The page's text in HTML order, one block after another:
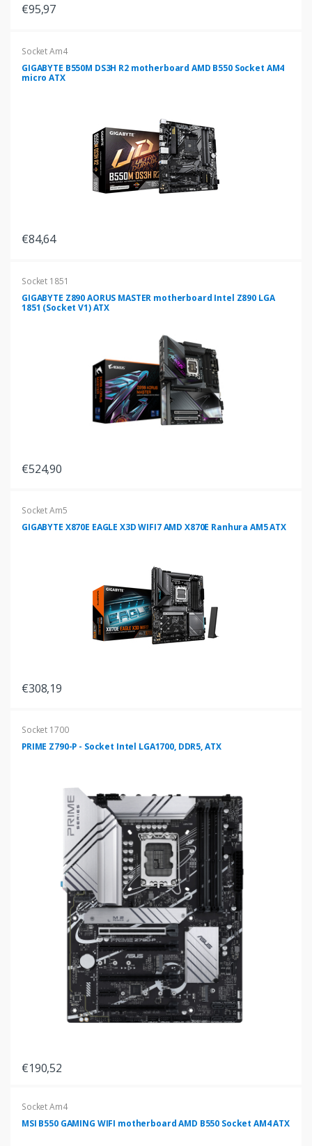
€95,97
Socket Am4
GIGABYTE B550M DS3H R2 motherboard AMD B550 Socket AM4
micro ATX
€84,64
Socket 1851
GIGABYTE Z890 AORUS MASTER motherboard Intel Z890 LGA
1851 (Socket V1) ATX
€524,90
Socket Am5
GIGABYTE X870E EAGLE X3D WIFI7 AMD X870E Ranhura AM5 ATX
€308,19
Socket 1700
PRIME Z790-P - Socket Intel LGA1700, DDR5, ATX
€190,52
Socket Am4
MSI B550 GAMING WIFI motherboard AMD B550 Socket AM4 ATX